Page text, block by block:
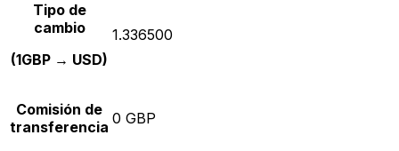
Tipo de
cambio
(1GBP → USD)
1.336500
Comisión de
transferencia 0 GBP